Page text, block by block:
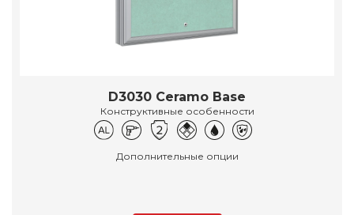
D3030 Ceramo Base
Конструктивные особенности
Дополнительные опции